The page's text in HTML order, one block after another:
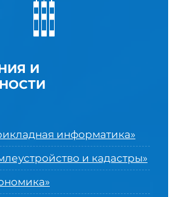
И
информатика»
и кадастры»